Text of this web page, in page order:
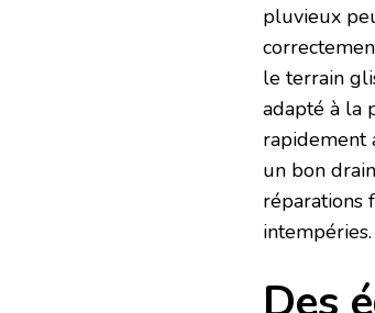
pluvieux
le terrain
adapté à la
rapidement
un bon
réparations
intempéries.